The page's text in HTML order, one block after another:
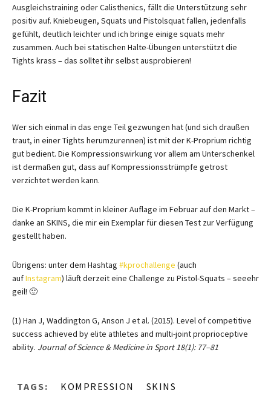
Ausgleichstraining oder Calisthenics, fällt die Unterstützung sehr
positiv auf. Kniebeugen, Squats und Pistolsquat fallen, jedenfalls
gefühlt, deutlich leichter und ich bringe einige squats mehr
zusammen. Auch bei statischen Halte-Übungen unterstützt die
Tights krass – das solltet ihr selbst ausprobieren!
Fazit
Wer sich einmal in das enge Teil gezwungen hat (und sich draußen
traut, in einer Tights herumzurennen) ist mit der K-Proprium richtig
gut bedient. Die Kompressionswirkung vor allem am Unterschenkel
ist dermaßen gut, dass auf Kompressionsstrümpfe getrost
verzichtet werden kann.
Die K-Proprium kommt in kleiner Auflage im Februar auf den Markt –
danke an SKINS, die mir ein Exemplar für diesen Test zur Verfügung
gestellt haben.
Übrigens: unter dem Hashtag #kprochallenge (auch
aufInstagram) läuft derzeit eine Challenge zu Pistol-Squats – seeehr
geil! 🙂
(1) Han J, Waddington G, Anson J et al. (2015). Level of competitive
success achieved by elite athletes and multi-joint proprioceptive
ability. Journal of Science & Medicine in Sport 18(1): 77–81
TAGS: KOMPRESSION
SKINS